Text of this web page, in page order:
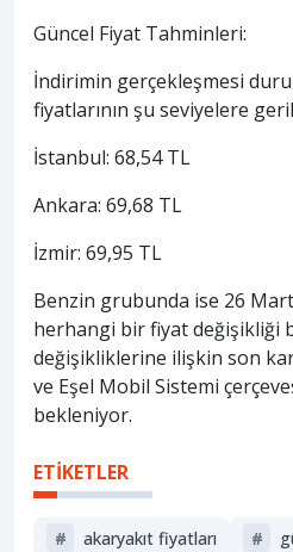
Güncel Fiyat Tahminleri:
İndirimin gerçekleşmesi
fiyatlarının şu seviyelere
İstanbul: 68,54 TL
Ankara: 69,68 TL
İzmir: 69,95 TL
Benzin grubunda ise 26
herhangi bir fiyat değişikliği
değişikliklerine ilişkin son
ve Eşel Mobil Sistemi
bekleniyor.
ETİKETLER
# akaryakıt fiyatları #